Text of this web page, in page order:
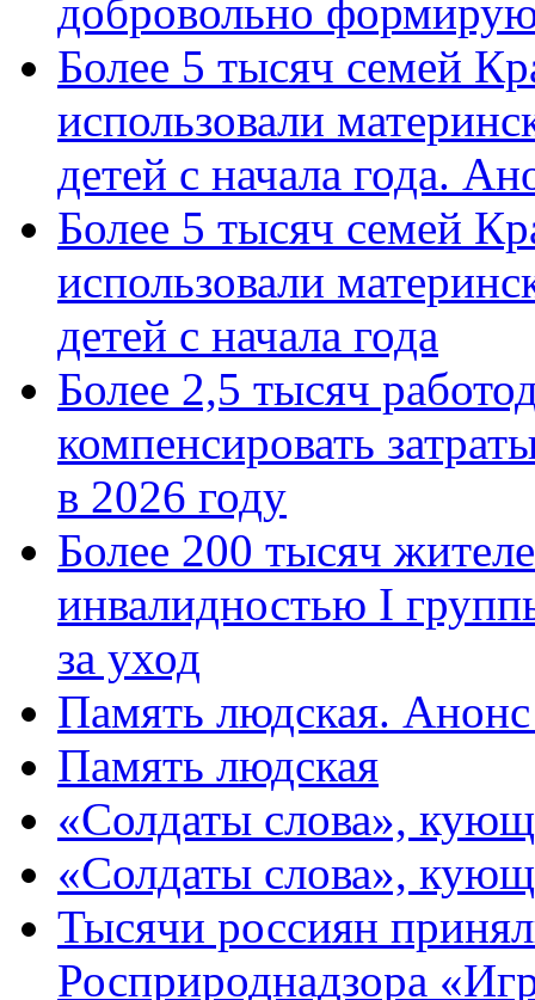
добровольно
Более 5 тысяч семей
использовали
детей с начала года.
Более 5 тысяч семей
использовали
детей с начала года
Более 2,5 тысяч
компенсировать
в 2026 году
Более 200 тысяч
инвалидностью I
за уход
Память людская.
Память людская
«Солдаты слова»,
«Солдаты слова»,
Тысячи россиян
Росприроднадзора